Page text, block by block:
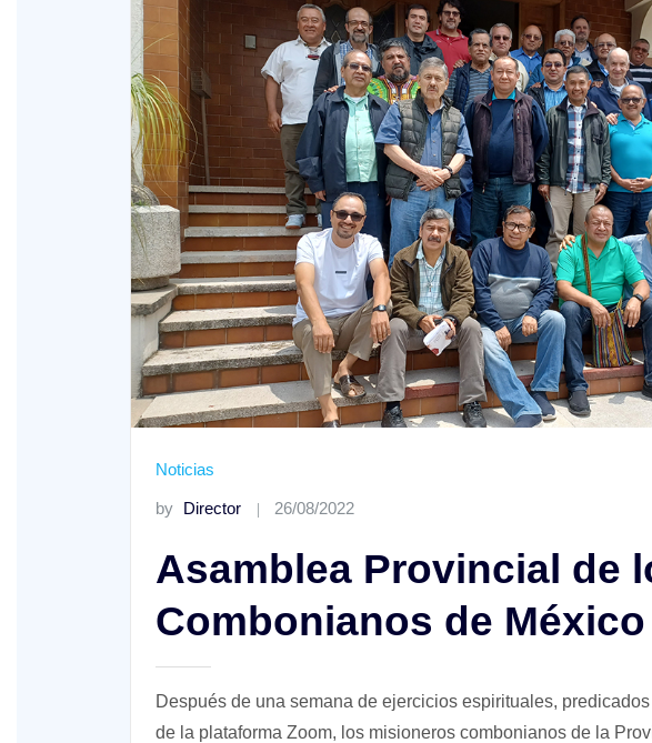
Noticias
by Director 26/08/2022
Asamblea Provincial de
Combonianos de México
Después de una semana de ejercicios espirituales,
de la plataforma Zoom, los misioneros combonianos de la